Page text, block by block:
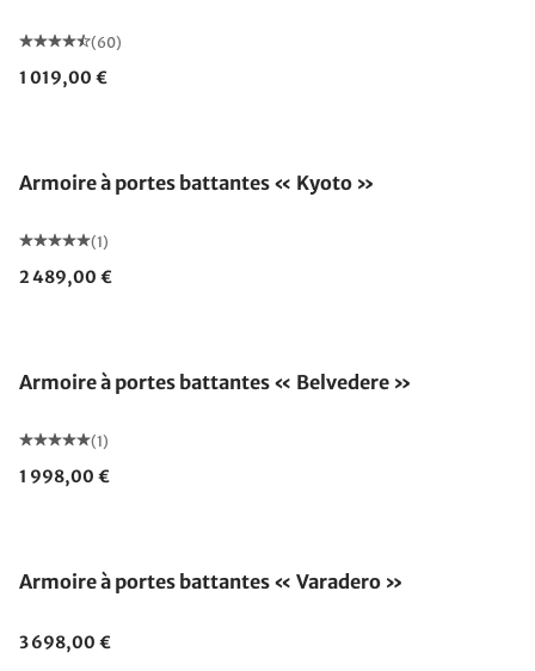
(60)
1 019,00 €
Armoire à portes battantes « Kyoto »
(1)
2 489,00 €
Armoire à portes battantes « Belvedere »
(1)
1 998,00 €
Armoire à portes battantes « Varadero »
3 698,00 €